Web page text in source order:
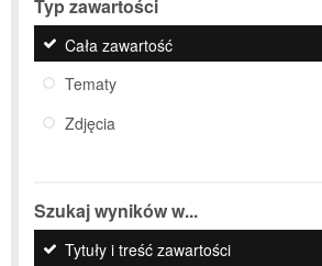
Typ zawartości
Cała zawartość
Tematy
Zdjęcia
Szukaj wyników w...
Tytuły i treść zawartości